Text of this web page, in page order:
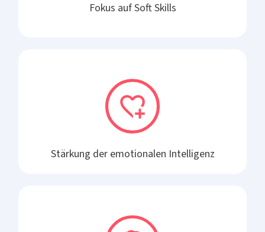
Fokus auf Soft Skills
Stärkung der emotionalen Intelligenz